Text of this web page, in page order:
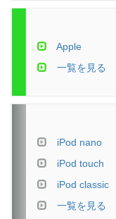
Apple
一覧を見る
iPod nano
iPod touch
iPod classic
一覧を見る